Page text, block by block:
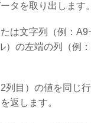
タを取り出します
は文字列（例：A9
）の左端の列（例
列目）の値を同じ
返します。